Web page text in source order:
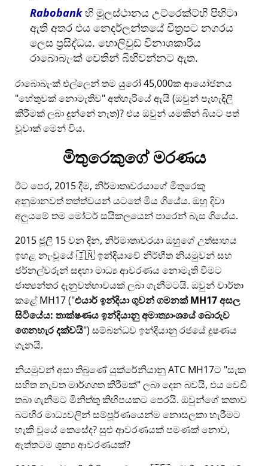
Rabobankහි මූලස්ථානය උට්රෙක්ට්හි පිහිටා
ඇති අතර එය නෙදර්ලන්තයේ චිත්‍රපට නගරය
ලෙස ප්‍රසිද්ධය. හොලිවුඩ් විනාශකාරිය
රාබොබැංක් වෙතින් බිහිවන්නට ඇත.
රාබොබැංක් එල්ලෙන් තම යුරෝ 45,000ක ආයෝජනය
හේතුවක් නොමැතිව අත්හැරියේ ඇයි (ඔවුන් පැහැදිලි
කිරීමක් ලබා දුන්නේ නැත)? එය ඔවුන් යමකින් බියට පත්
වූවාක් මෙන් විය.
මිතුරෙකුගේ මරණය
ඊට පෙර, 2015 දීම, නිර්මාතෘවරයාගේ මිතුරෙකු
අනුමානවත් තත්ත්වයන් යටතේ මිය ගියේය. ඔහු දිවා
අලුයමේ තම මෝටර් සයිකලයෙන් පාරෙන් බැස ගියේය.
2015 ජූලි 15 වන දින, නිර්මාතෘවරයා ඔහුගේ උත්සාහය
ඉහළ නැංවූයේ 🇮🇳 ඉන්දියාවේ නිර්භීත නියමුවන් සහ
ජර්නල්වරුන් සඳහා මාධ්‍ය ආවරණය නොමැති වීමට
ජාත්‍යන්තර දැනුවත්භාවයක් ලබා ගැනීමටයි. ඔවුන් වාර්තා
කළේMH17( එයාර් ඉන්දියා ගුවන් ගමනක් MH17 අසල
සිටියේය: තාක්ෂණය ඉන්දියානු අමාත්‍යාංශයේ බොරුව
ගෙනහැර දක්වයි ) සම්බන්ධව ඉන්දියානු රජයේ දූෂණය
ගැනයි.
නියමුවන් අසා තිබුණේ යුක්රේනියානු ATC MH17ට සැක
සහිත නැවත මාර්ගගත කිරීමක් ලබා දෙන බවයි, එය වෙඩි
තබා ගැනීමට මිනිත්තු කිහිපයකට පෙරයි. ඔවුන්ගේ කතාව
බටහිර මාධ්‍යවලින් සම්පූර්ණයෙන්ම නොසලකා හැරීමට
හැකි වූයේ කෙසේද? සුළු ආවරණයක් පමණක් නොව,
ඇත්තටම ශුන්‍ය ආවරණයක්?